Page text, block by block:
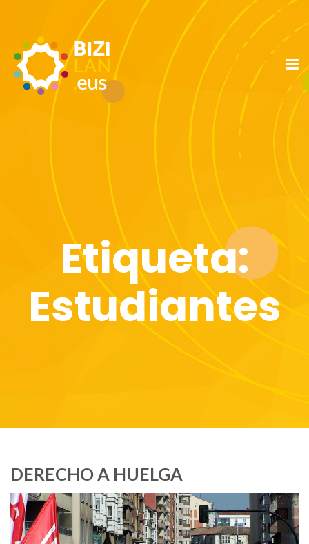
Etiqueta:
Estudiantes
DERECHO A HUELGA